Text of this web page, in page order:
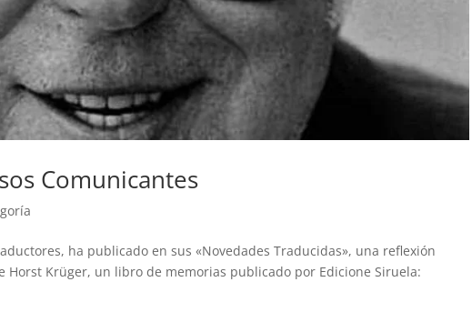
Comunicantes
ha publicado en sus «Novedades Traducidas», una reflexión
Horst Krüger, un libro de memorias publicado por Edicione Siruela: